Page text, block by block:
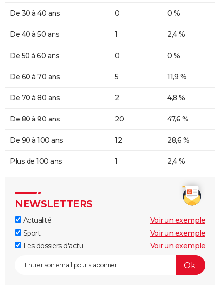
De 30 à 40 ans 0 0 %
De 40 à 50 ans 1 2,4 %
De 50 à 60 ans 0 0 %
De 60 à 70 ans 5 11,9 %
De 70 à 80 ans 2 4,8 %
De 80 à 90 ans 20 47,6 %
De 90 à 100 ans 12 28,6 %
Plus de 100 ans 1 2,4 %
NEWSLETTERS
Actualité
Voir un exemple
Sport
Voir un exemple
Les dossiers d'actu
Voir un exemple